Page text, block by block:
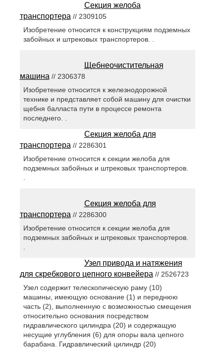
Секция желоба
транспортера // 2309105
Изобретение относится к конструкциям подземных
забойных и штрековых транспортеров. .
Щебнеочистительная
машина // 2306378
Изобретение относится к железнодорожной
технике и представляет собой машину для очистки
щебня балласта пути в процессе ремонта
последнего. .
Секция желоба для
транспортера // 2286301
Изобретение относится к секции желоба для
подземных забойных и штрековых транспортеров.
Секция желоба для
транспортера// 2286300
Изобретение относится к секции желоба для
подземных забойных и штрековых транспортеров.
.
Узел привода и натяжения
для скребкового цепного конвейера// 2526723
Узел содержит телескопическую раму (10)
машины, имеющую основание (1) и переднюю
часть (2), выполненную с возможностью смещения
относительно основания посредством
гидравлического цилиндра (20) и содержащую
несущие углубления (6) для опоры вала цепного
барабана. Гидравлический цилиндр (20)